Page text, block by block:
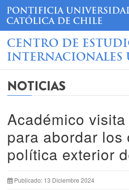
CENTRO DE
INTERNACIONALES
NOTICIAS
Académico
para abordar los
política exterior
Publicado: 13 Diciembre 2024